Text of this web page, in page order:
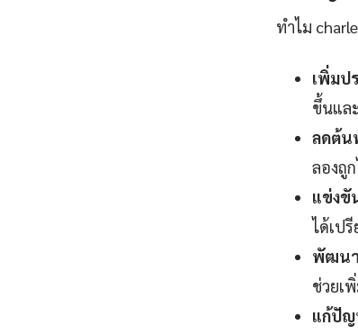
ทำไม
เพิ่มป
ขึ้นแล
ลดต้น
ลองถู
แข่งขั
ได้เป
พัฒนา
ช่วยเ
แก้ปัญ